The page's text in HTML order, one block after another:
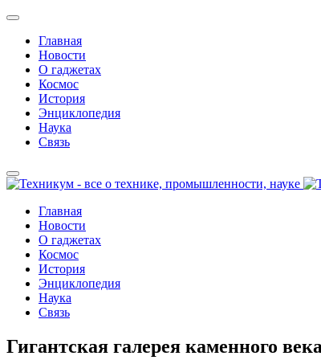
Главная
Новости
О гаджетах
Космос
История
Энциклопедия
Наука
Связь
Главная
Новости
О гаджетах
Космос
История
Энциклопедия
Наука
Связь
Гигантская галерея каменного